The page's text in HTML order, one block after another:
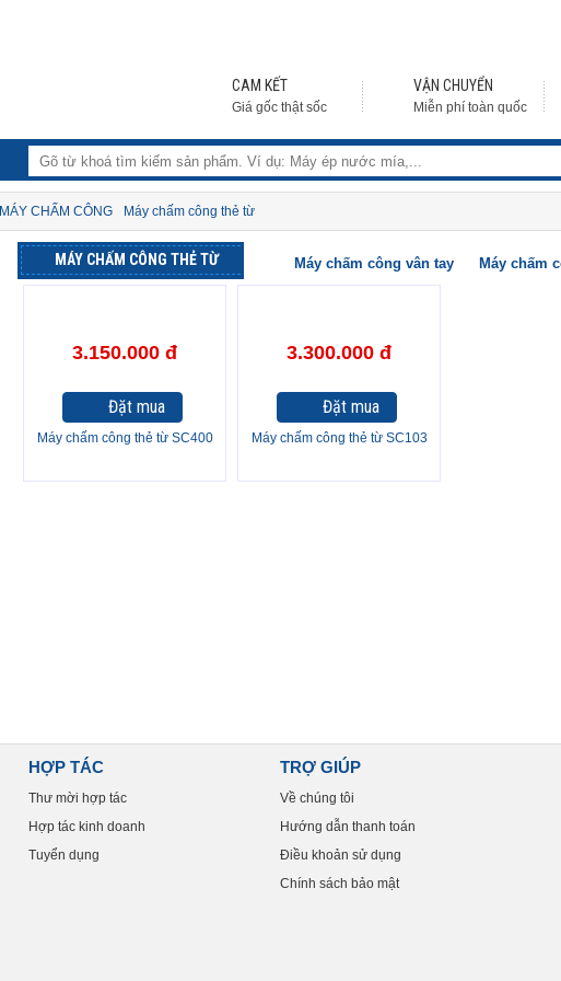
CAM KẾT
Giá gốc thật sốc
VẬN CHUYỂN
Miễn phí toàn quốc
MÁY CHẤM CÔNG Máy chấm công thẻ từ
MÁY CHẤM CÔNG THẺ TỪ Máy chấm công vân tay Máy chấm
3.150.000 đ
Đặt mua
Máy chấm công thẻ từ SC400
3.300.000 đ
Đặt mua
Máy chấm công thẻ từ SC103
HỢP TÁC
Thư mời hợp tác
Hợp tác kinh doanh
Tuyển dụng
TRỢ GIÚP
Về chúng tôi
Hướng dẫn thanh toán
Điều khoản sử dụng
Chính sách bảo mật